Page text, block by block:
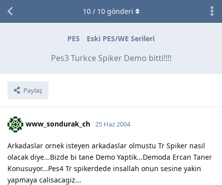
PES Eski PES/WE Serileri
Pes3 Turkce Spiker Demo bitti!!!!
Paylaş
10/ 10gönderi
www_sondurak_ch 25 Haz 2004
Arkadaslar ornek isteyen arkadaslar olmustu Tr Spiker nasil
olacak diye...Bizde bi tane Demo Yaptik...Demoda Ercan Taner
Konusuyor...Pes4 Tr spikerdede insallah onun sesine yakin
yapmaya calisacagiz...